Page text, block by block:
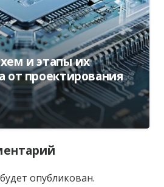
и этапы их
от проектирования
опубликован.